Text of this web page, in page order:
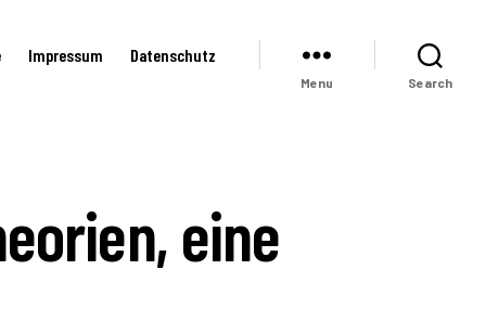
Impressum Datenschutz
Menu Search
eine